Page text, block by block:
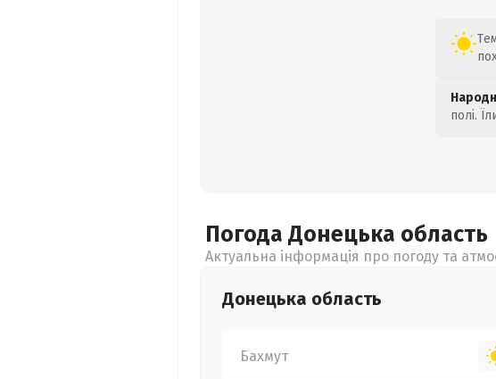
полі.
Погода Донецька область
Актуальна інформація про погоду та
Донецька область
Бахмут